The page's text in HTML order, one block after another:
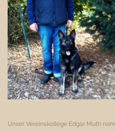
Unser Vereinskollege Edgar Muth